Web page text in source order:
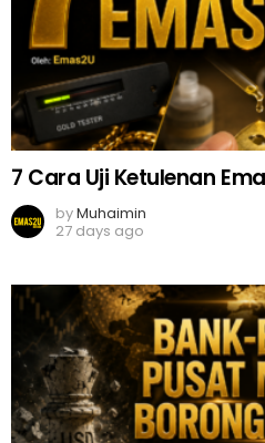
7 Cara Uji Ketulenan
byMuhaimin
27 days ago